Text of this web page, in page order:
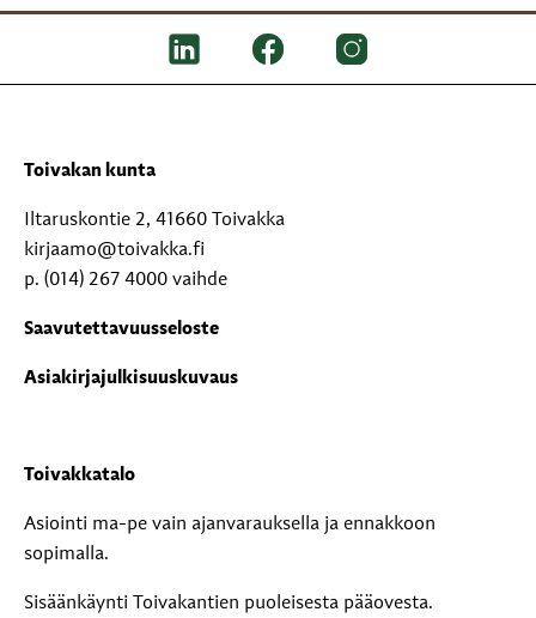
Toivakan kunta
Iltaruskontie 2, 41660 Toivakka
kirjaamo@toivakka.fi
p. (014) 267 4000 vaihde
Saavutettavuusseloste
Asiakirjajulkisuuskuvaus
Toivakkatalo
Asiointi ma-pe vain ajanvarauksella ja ennakkoon
sopimalla.
Sisäänkäynti Toivakantien puoleisesta pääovesta.